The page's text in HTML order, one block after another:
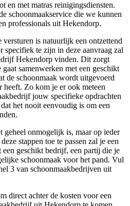
en met matras reinigingsdiensten.
schoonmaakservice die we kunnen
professionals uit Hekendorp.
versturen is natuurlijk een ontzettend
specifiek te zijn in deze aanvraag zal
Hekendorp vinden. Dit zorgt
samenwerken met een geschikt
de schoonmaak wordt uitgevoerd
Zo kom je er ook meteen
jouw specifieke opdrachten
het nooit eenvoudig is om een
geheel onmogelijk is, maar op ieder
stappen toe te passen zal je een
een geschikt bedrijf, een partij die je
schoonmaak voor het pand. Vul
3 van schoonmaakbedrijven uit
direct achter de kosten voor een